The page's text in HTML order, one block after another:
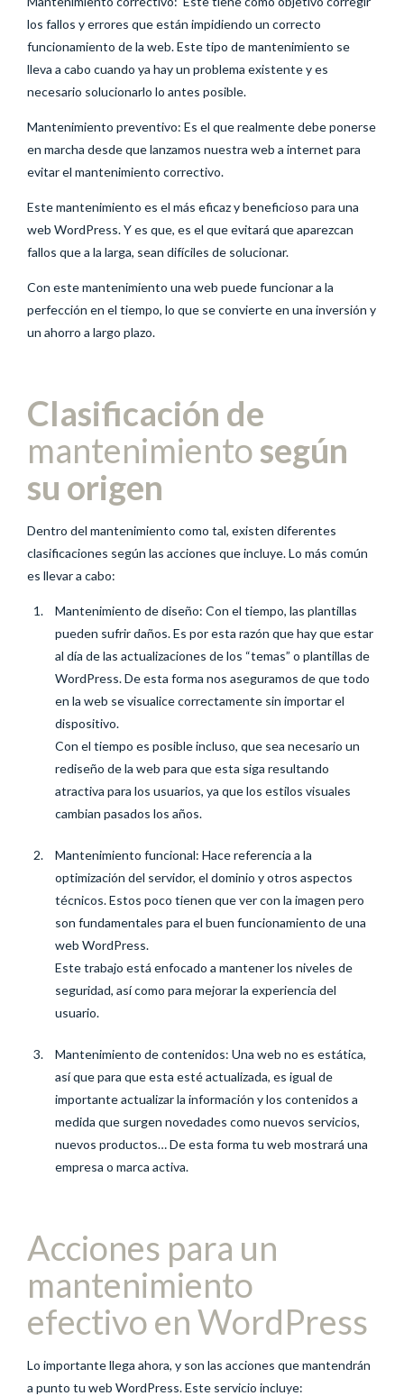
los fallos y errores que están impidiendo un correcto
funcionamiento de la web. Este tipo de mantenimiento se
lleva a cabo cuando ya hay un problema existente y es
necesario solucionarlo lo antes posible.
Mantenimiento preventivo: Es el que realmente debe ponerse
en marcha desde que lanzamos nuestra web a internet para
evitar el mantenimiento correctivo.
Este mantenimiento es el más eficaz y beneficioso para una
web WordPress. Y es que, es el que evitará que aparezcan
fallos que a la larga, sean difíciles de solucionar.
Con este mantenimiento una web puede funcionar a la
perfección en el tiempo, lo que se convierte en una inversión y
un ahorro a largo plazo.
Clasificación de
mantenimientosegún
su origen
Dentro del mantenimiento como tal, existen diferentes
clasificaciones según las acciones que incluye. Lo más común
es llevar a cabo:
Mantenimiento de diseño: Con el tiempo, las plantillas
pueden sufrir daños. Es por esta razón que hay que estar
al día de las actualizaciones de los “temas” o plantillas de
WordPress. De esta forma nos aseguramos de que todo
en la web se visualice correctamente sin importar el
dispositivo.
Con el tiempo es posible incluso, que sea necesario un
rediseño de la web para que esta siga resultando
atractiva para los usuarios, ya que los estilos visuales
cambian pasados los años.
Mantenimiento funcional: Hace referencia a la
optimización del servidor, el dominio y otros aspectos
técnicos. Estos poco tienen que ver con la imagen pero
son fundamentales para el buen funcionamiento de una
web WordPress.
Este trabajo está enfocado a mantener los niveles de
seguridad, así como para mejorar la experiencia del
usuario.
Mantenimiento de contenidos: Una web no es estática,
así que para que esta esté actualizada, es igual de
importante actualizar la información y los contenidos a
medida que surgen novedades como nuevos servicios,
nuevos productos… De esta forma tu web mostrará una
empresa o marca activa.
Acciones para un
mantenimiento
efectivo en WordPress
Lo importante llega ahora, y son las acciones que mantendrán
a punto tu web WordPress. Este servicio incluye: